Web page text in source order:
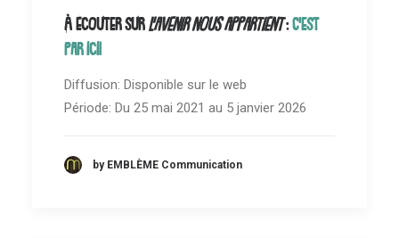
À écouter surL'avenir nous appartient:C'est
par ici!
Diffusion: Disponible sur le web
Période: Du 25 mai 2021 au 5 janvier 2026
by EMBLÈME Communication